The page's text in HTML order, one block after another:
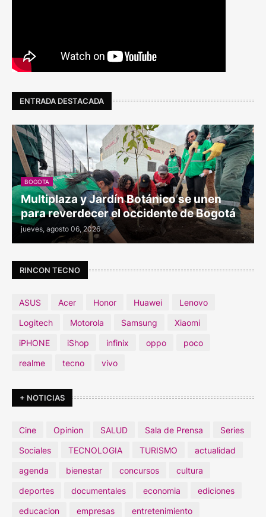
ENTRADA DESTACADA
BOGOTA
Multiplaza y Jardín Botánico se unen
para reverdecer el occidente de Bogotá
jueves, agosto 06, 2026
RINCON TECNO
ASUS Acer Honor Huawei
Lenovo
Logitech
Motorola Samsung
Xiaomi
iPHONE
iShop infinix oppo
poco
realme
tecno vivo
+ NOTICIAS
Cine Opinion SALUD Sala de Prensa
Series
Sociales
TECNOLOGIA TURISMO
actualidad
agenda
bienestar concursos
cultura
deportes
documentales economia
ediciones
educacion
empresas
entretenimiento